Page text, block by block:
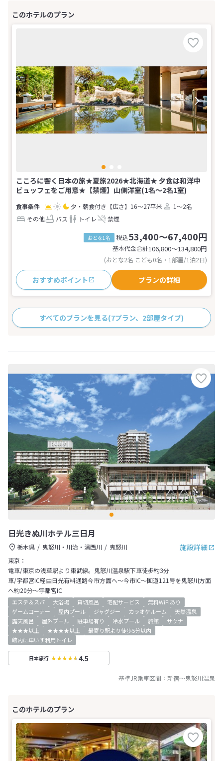
こころに響く日本の旅★夏旅2026★北海道★ 夕食は和洋中
ビュッフェをご用意★【禁煙】山側洋室(1名～2名1室)
夕・朝食付き 【広さ】16～27平米
1～2名
その他
バス トイレ 禁煙
おとな1名 税込53,400～67,400円
基本代金合計106,800〜134,800円
(おとな2名 こども0名・1部屋/1泊2日)
おすすめポイント プランの詳細
すべてのプランを見る(7プラン、2部屋タイプ)
日光きぬ川ホテル三日月
施設詳細
栃木県 鬼怒川・川治・湯西川
鬼怒川
東京：
電車/東京の浅草駅より東武線。鬼怒川温泉駅下車徒歩約3分
車/宇都宮IC経由日光有料通路今市方面へ～今市IC～国道121号を鬼怒川方面
へ約20分～宇都宮IC
エステ＆スパ 大浴場 貸切風呂 宅配サービス
無料WiFiあり
ゲームコーナー
屋内プール ジャグジー カラオケルーム
天然温泉
露天風呂
屋外プール 駐車場有り 冷水プール 旅館
サウナ
★★★以上
★★★★以上
最寄り駅より徒歩5分以内
館内に車いす利用トイレ
日本旅行 4.5
基準JR乗車区間： 新宿～鬼怒川温泉